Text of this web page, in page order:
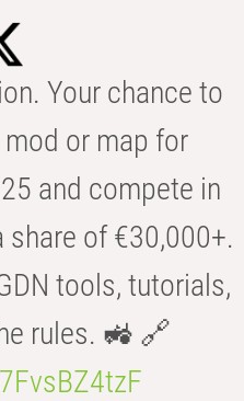
Your chance to
or map for
and compete in
of €30,000+.
tools, tutorials,
rules. 🚜 🔗